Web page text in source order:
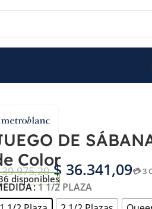
DE
Color
$ 36.341,09💳 3
disponibles
1 1/2 PLAZA